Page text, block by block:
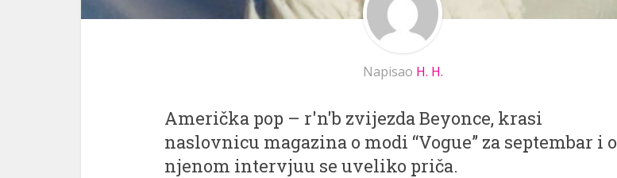
Napisao H. H.
Američka pop – r'n'b zvijezda Beyonce, krasi
naslovnicu magazina o modi “Vogue” za septembar i o
njenom intervjuu se uveliko priča.